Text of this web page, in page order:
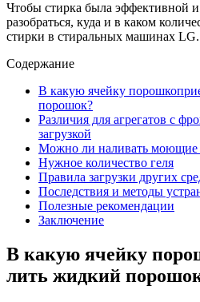
Чтобы стирка была эффективной
разобраться, куда и в каком
стирки в стиральных машинах LG.
Содержание
В какую ячейку
порошок?
Различия для агрегатов с
загрузкой
Можно ли наливать моющие
Нужное количество геля
Правила загрузки других
Последствия и методы
Полезные рекомендации
Заключение
В какую ячейку
лить жидкий